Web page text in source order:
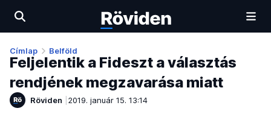
Címlap Belföld
Feljelentik a Fideszt a választás
rendjének megzavarása miatt
Röviden 2019. január 15. 13:14